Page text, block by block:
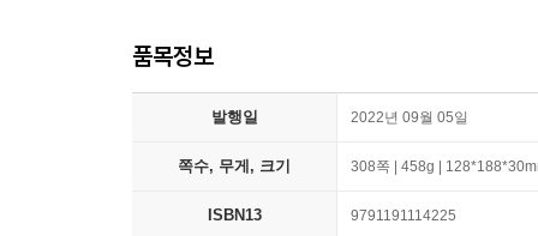
품목정보
발행일 2022년 09월 05일
쪽수, 무게, 크기 308쪽 | 458g |
ISBN13 9791191114225